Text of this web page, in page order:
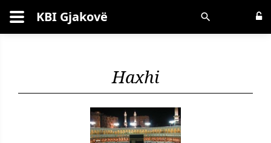
Kërko KBI Gjakovë
Haxhi